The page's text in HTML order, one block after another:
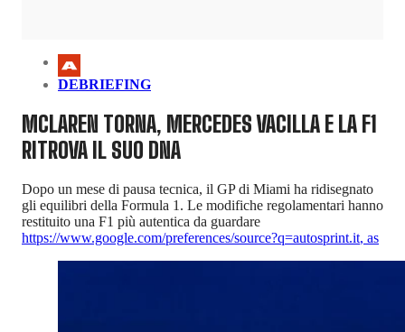
DEBRIEFING
MCLAREN TORNA, MERCEDES VACILLA E LA F1
RITROVA IL SUO DNA
Dopo un mese di pausa tecnica, il GP di Miami ha ridisegnato
gli equilibri della Formula 1. Le modifiche regolamentari hanno
restituito una F1 più autentica da guardare
https://www.google.com/preferences/source?q=autosprint.it, as